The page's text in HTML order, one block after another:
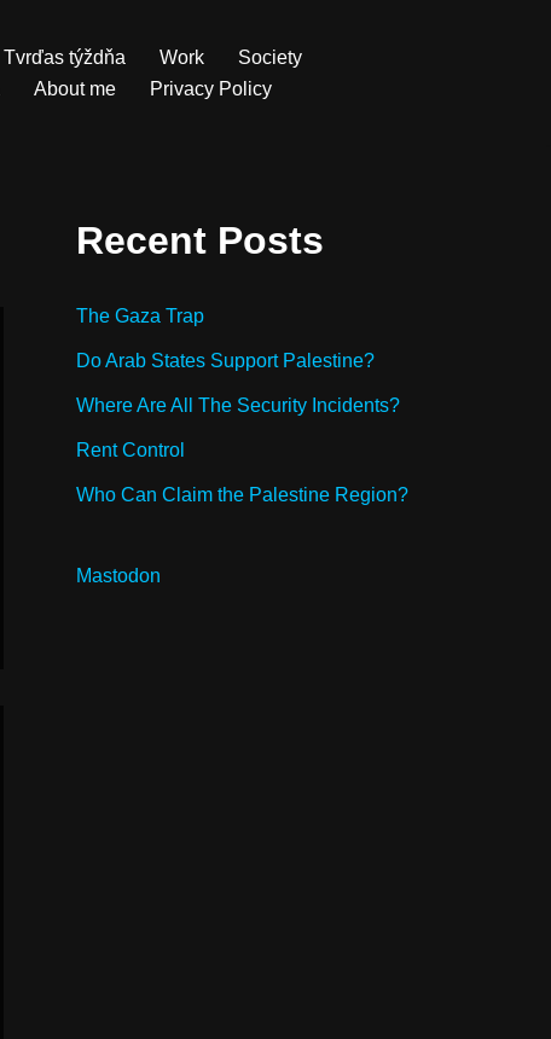
Tvrďas týždňa Work
Society
About me Privacy Policy
Recent Posts
The Gaza Trap
Do Arab States Support Palestine?
Where Are All The Security Incidents?
Rent Control
Who Can Claim the Palestine Region?
Mastodon